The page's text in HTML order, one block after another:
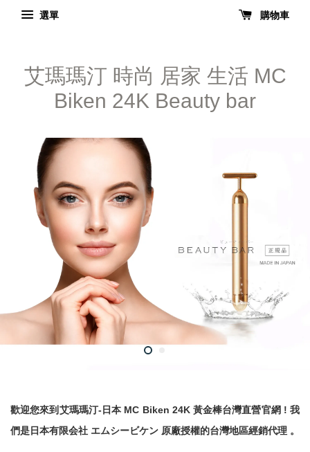
選單 購物車
艾瑪瑪汀 時尚 居家 生活 MC
Biken 24K Beauty bar
歡迎您來到艾瑪瑪汀-日本 MC Biken 24K 黃金棒台灣直營官網 ! 我
們是日本有限会社 エムシービケン 原廠授權的台灣地區經銷代理 。